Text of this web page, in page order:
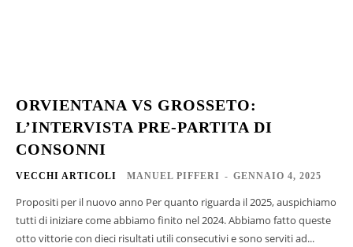
ORVIENTANA VS GROSSETO:
L’INTERVISTA PRE-PARTITA DI
CONSONNI
VECCHI ARTICOLI MANUEL PIFFERI - GENNAIO 4, 2025
Propositi per il nuovo anno Per quanto riguarda il 2025, auspichiamo
tutti di iniziare come abbiamo finito nel 2024. Abbiamo fatto queste
otto vittorie con dieci risultati utili consecutivi e sono serviti ad...